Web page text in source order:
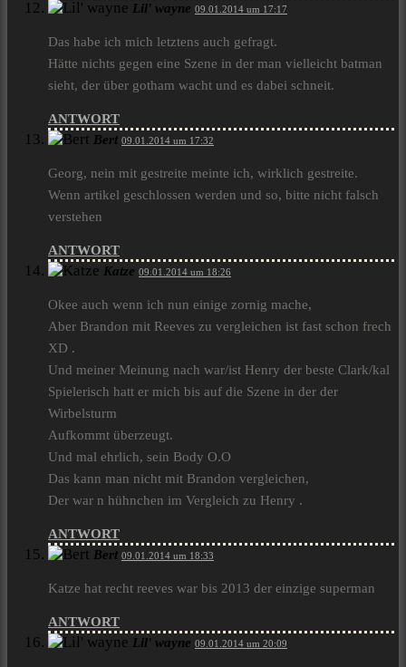
Lil' wayne 09.01.2014 um 17:17
Das habe ich mich letztens auch gefragt.
Hätte nichts gegen eine Szene in der man vielleicht batman
sieht, der über gotham wacht und es dabei schneit.
ANTWORT
Bert 09.01.2014 um 17:32
Georg, nein mit gestreite meinte ich, wirklich gestreite.
Wenn artikel geschlossen werden und so, bitte nicht falsch
verstehen
ANTWORT
Katze 09.01.2014 um 18:26
Okee auch wenn ich nun einige zornig mache,
Aber Brandon mit Reeves zu vergleichen ist fast schon frech
XD .
Und meiner Meinung nach war/ist Henry der beste Clark/kal
Spielerisch hatt er mich bis auf die Szene in der der
Wirbelsturm
Aufkommt überzeugt.
Und mal ehrlich, sein Body O.O
Das kann man nicht mit Brandon vergleichen,
Der war n hühnchen im Vergleich zu Henry .
ANTWORT
Bert 09.01.2014 um 18:33
Katze hat recht reeves war bis 2013 der einzige superman
ANTWORT
Lil' wayne 09.01.2014 um 20:09